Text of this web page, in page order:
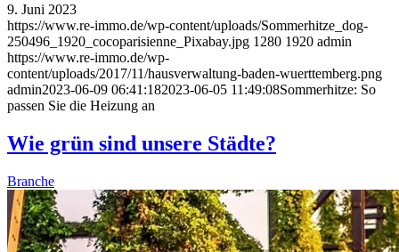
9. Juni 2023
https://www.re-immo.de/wp-content/uploads/Sommerhitze_dog-
250496_1920_cocoparisienne_Pixabay.jpg 1280 1920 admin
https://www.re-immo.de/wp-
content/uploads/2017/11/hausverwaltung-baden-wuerttemberg.png
admin2023-06-09 06:41:182023-06-05 11:49:08Sommerhitze: So
passen Sie die Heizung an
Wie grün sind unsere Städte?
Branche